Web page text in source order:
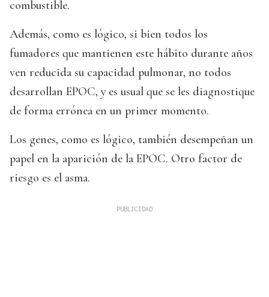
combustible.
Además, como es lógico, si bien todos los
fumadores que mantienen este hábito durante años
ven reducida su capacidad pulmonar, no todos
desarrollan EPOC, y es usual que se les diagnostique
de forma errónea en un primer momento.
Los genes, como es lógico, también desempeñan un
papel en la aparición de la EPOC. Otro factor de
riesgo es el asma.